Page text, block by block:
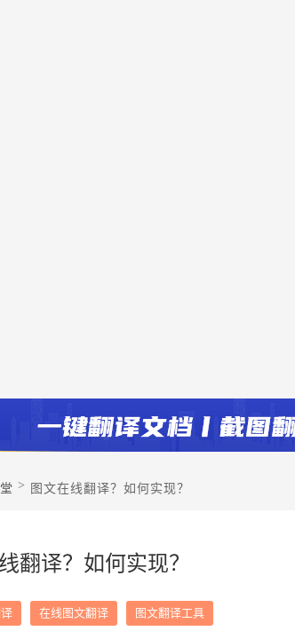
> 图文在线翻译？如何实现？
翻译？如何实现？
在线图文翻译 图文翻译工具